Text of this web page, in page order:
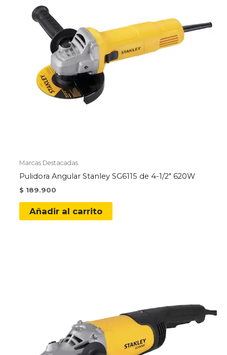
Marcas Destacadas
Pulidora Angular Stanley SG6115 de 4-1/2″ 620W
$ 189.900
Añadir al carrito